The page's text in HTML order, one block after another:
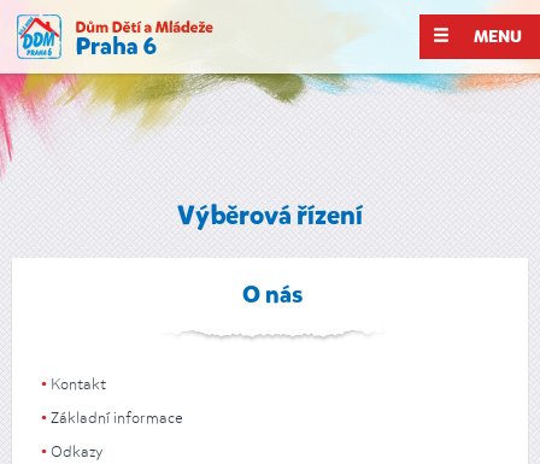
MENU
Výběrová řízení
O nás
Kontakt
Základní informace
Odkazy